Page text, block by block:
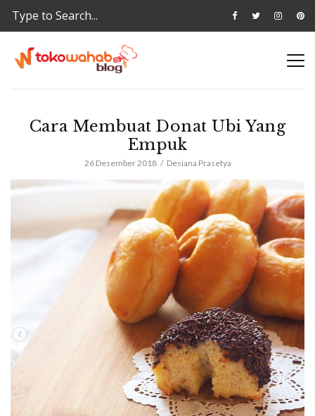
Cara Membuat Donat Ubi Yang
Empuk
26 Desember 2018 Desiana Prasetya